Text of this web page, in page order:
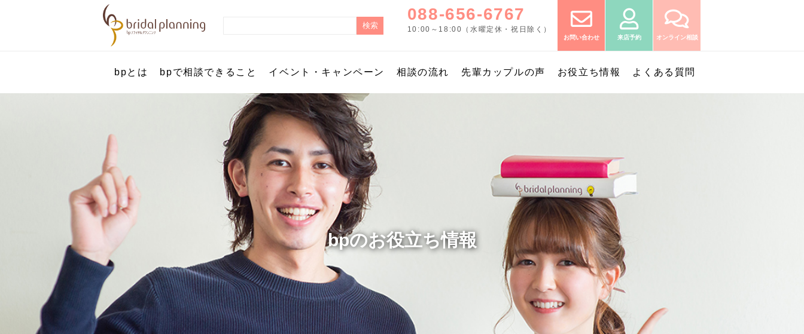
088-656-6767
10:00～18:00（水曜定休・祝日除く）
お問い合わせ 来店予約 オンライン相談
bpとは bpで相談できること イベント・キャンペーン 相談の流れ 先輩カップルの声 お役立ち情報 よくある質問
bpのお役立ち情報